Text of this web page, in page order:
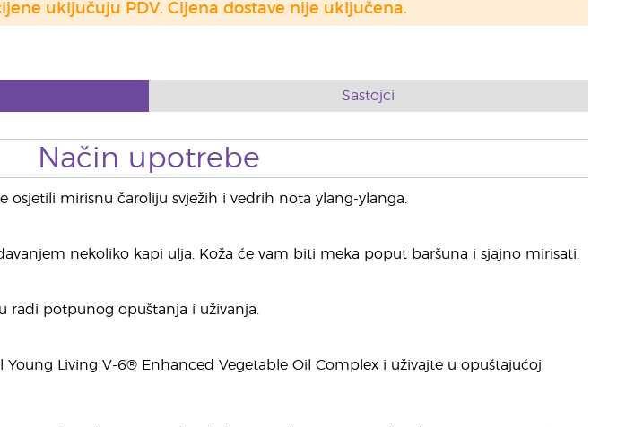
uključuju PDV. Cijena dostave nije uključena.
Sastojci
Način upotrebe
osjetili mirisnu čaroliju svježih i vedrih nota ylang-ylanga.
nekoliko kapi ulja. Koža će vam biti meka poput baršuna i sjajno mirisati.
radi potpunog opuštanja i uživanja.
Young Living V-6® Enhanced Vegetable Oil Complex i uživajte u opuštajućoj